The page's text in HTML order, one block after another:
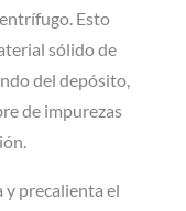
Esto
sólido de
del depósito,
de impurezas
y precalienta el